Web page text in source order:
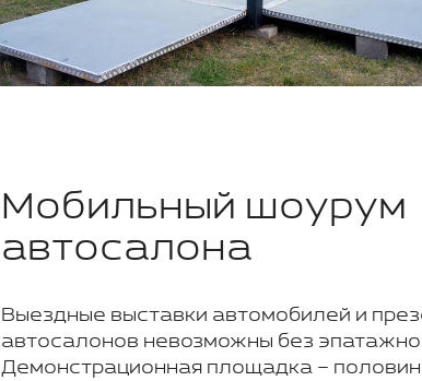
Мобильный шоурум
автосалона
Выездные выставки автомобилей и
автосалонов невозможны без
Демонстрационная площадка –